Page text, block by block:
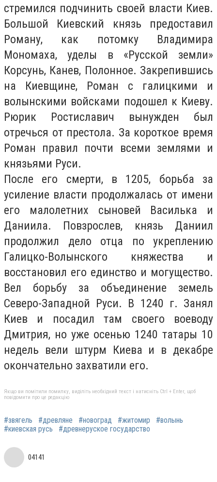
стремился подчинить своей власти Киев.
Большой Киевский князь предоставил
Роману, как потомку Владимира
Мономаха, уделы в «Русской земли»
Корсунь, Канев, Полонное. Закрепившись
на Киевщине, Роман с галицкими и
волынскими войсками подошел к Киеву.
Рюрик Ростиславич вынужден был
отречься от престола. За короткое время
Роман правил почти всеми землями и
князьями Руси.
После его смерти, в 1205, борьба за
усиление власти продолжалась от имени
его малолетних сыновей Василька и
Даниила. Повзрослев, князь Даниил
продолжил дело отца по укреплению
Галицко-Волынского княжества и
восстановил его единство и могущество.
Вел борьбу за объединение земель
Северо-Западной Руси. В 1240 г. Занял
Киев и посадил там своего воеводу
Дмитрия, но уже осенью 1240 татары 10
недель вели штурм Киева и в декабре
окончательно захватили его.
Якщо ви помітили помилку, виділіть необхідний текст і натисніть Ctrl + Enter, щоб
повідомити про це редакцію
#звягель #древляне #новоград #житомир
#волынь
#киевская русь
#древнеруское государство
04141